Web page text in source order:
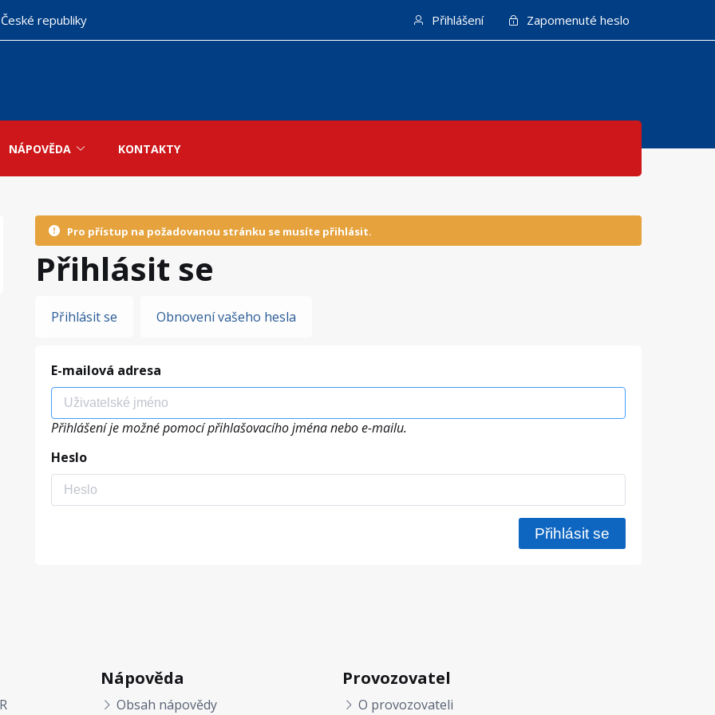
republiky Přihlášení Zapomenuté heslo
NÁPOVĚDA KONTAKTY
Pro přístup na požadovanou stránku se musíte přihlásit.
Přihlásit se
Hlavní
Přihlásit se Obnovení vašeho hesla
E-mailová adresa
Přihlášení je možné pomocí přihlašovacího jména nebo e-mailu.
Heslo
Nápověda
Obsah nápovědy
Provozovatel
O provozovateli